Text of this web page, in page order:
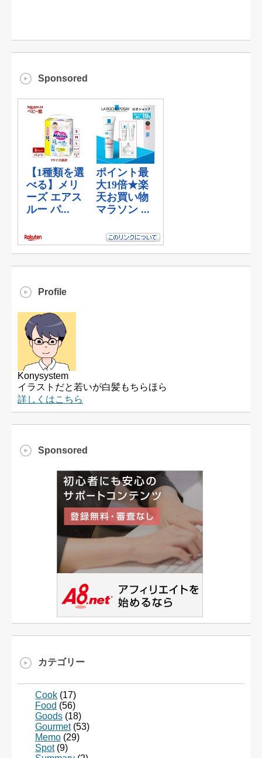
Sponsored
Profile
Konysystem
イラストだと若いが白髪もちらほら
詳しくはこちら
Sponsored
カテゴリー
Cook (17)
Food (56)
Goods (18)
Gourmet(53)
Memo (29)
Spot(9)